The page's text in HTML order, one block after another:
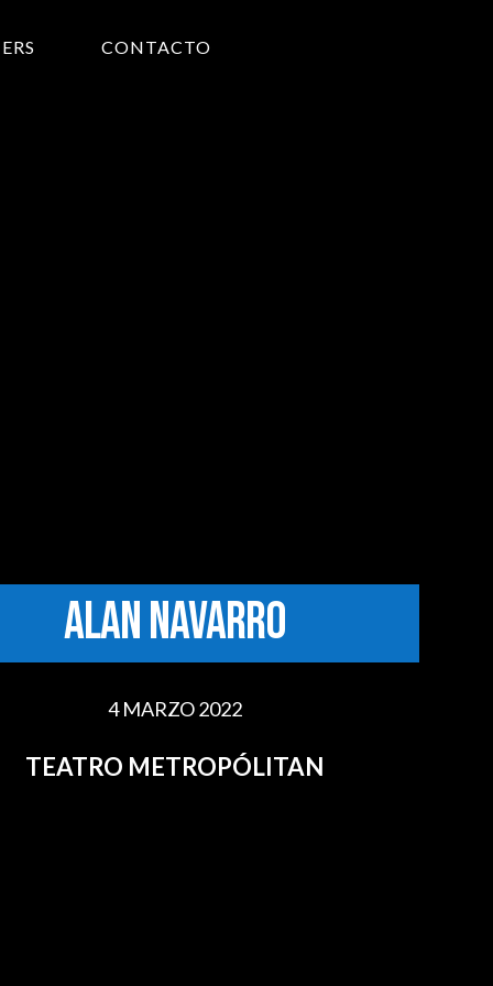
CONTACTO
ALAN NAVARRO
4 MARZO 2022
TEATRO METROPÓLITAN